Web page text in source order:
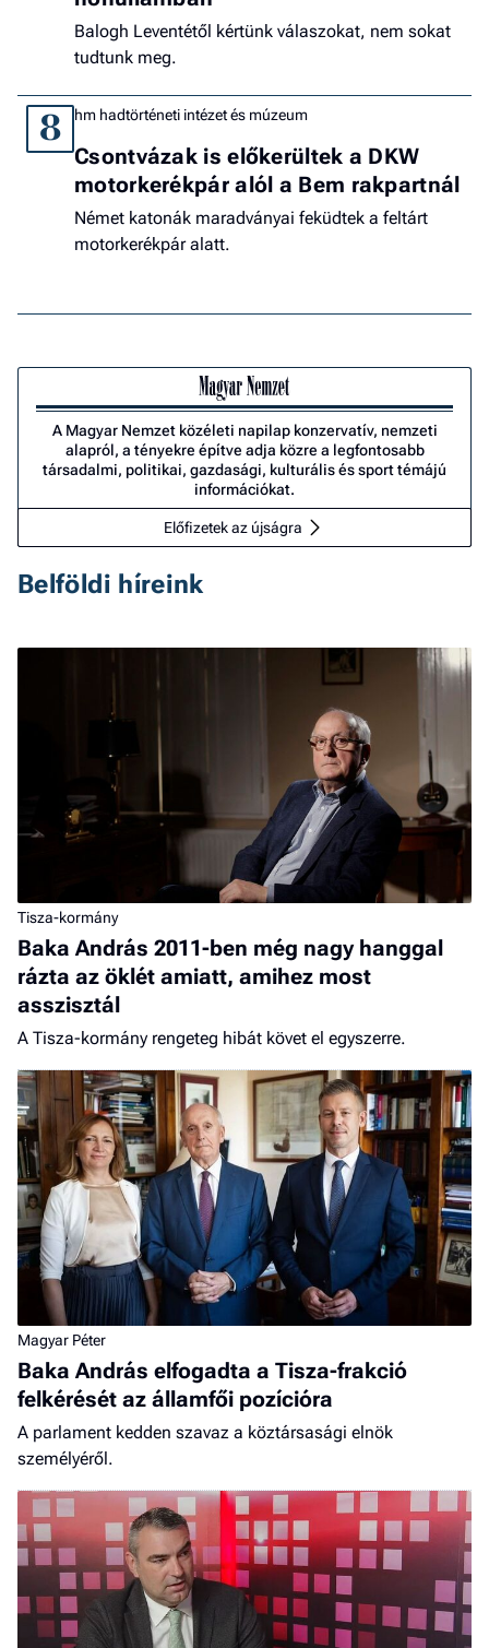
Balogh Leventétől kértünk válaszokat, nem sokat
tudtunk meg.
8 hm hadtörténeti intézet és múzeum
Csontvázak is előkerültek a DKW
motorkerékpár alól a Bem rakpartnál
Német katonák maradványai feküdtek a feltárt
motorkerékpár alatt.
A Magyar Nemzet közéleti napilap konzervatív, nemzeti
alapról, a tényekre építve adja közre a legfontosabb
társadalmi, politikai, gazdasági, kulturális és sport témájú
információkat.
Előfizetek az újságra
Belföldi híreink
Tisza-kormány
Baka András 2011-ben még nagy hanggal
rázta az öklét amiatt, amihez most
asszisztál
A Tisza-kormány rengeteg hibát követ el egyszerre.
Magyar Péter
Baka András elfogadta a Tisza-frakció
felkérését az államfői pozícióra
A parlament kedden szavaz a köztársasági elnök
személyéről.